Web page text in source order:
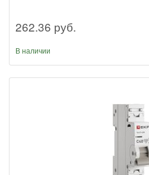
262.36 руб.
В наличии